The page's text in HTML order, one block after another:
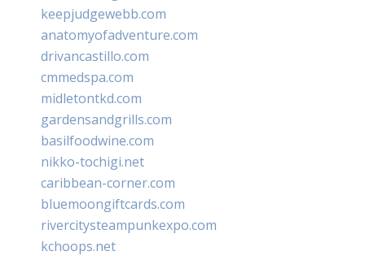
keepjudgewebb.com
anatomyofadventure.com
drivancastillo.com
cmmedspa.com
midletontkd.com
gardensandgrills.com
basilfoodwine.com
nikko-tochigi.net
caribbean-corner.com
bluemoongiftcards.com
rivercitysteampunkexpo.com
kchoops.net